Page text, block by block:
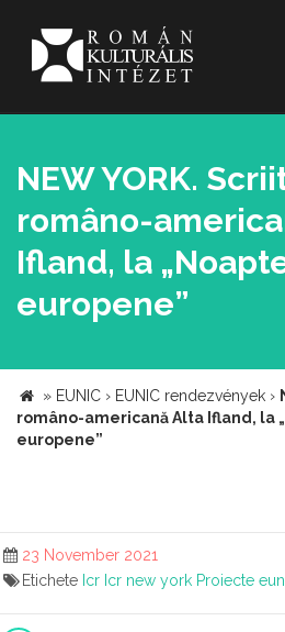
NEW YORK.
româno-
Ifland, la
europene”
» EUNIC › EUNIC rendezvények ›
româno-americană Alta Ifland, la
europene”
23 November 2021
Etichete Icr Icr new york Proiecte